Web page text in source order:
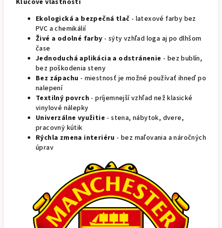
Kľúčové vlastnosti
Ekologická a bezpečná tlač - latexové farby bez
PVC a chemikálií
Živé a odolné farby - sýty vzhľad loga aj po dlhšom
čase
Jednoduchá aplikácia a odstránenie - bez bublín,
bez poškodenia steny
Bez zápachu - miestnosť je možné používať ihneď po
nalepení
Textilný povrch - príjemnejší vzhľad než klasické
vinylové nálepky
Univerzálne využitie - stena, nábytok, dvere,
pracovný kútik
Rýchla zmena interiéru - bez maľovania a náročných
úprav